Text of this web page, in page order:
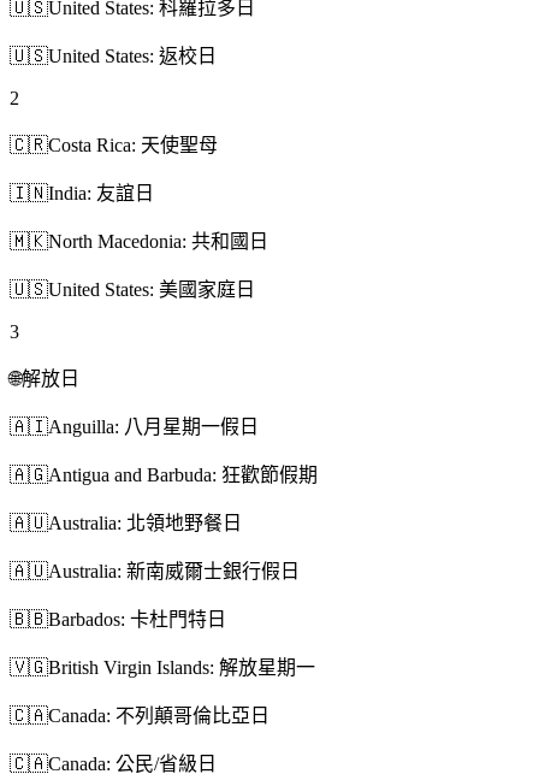
🇺🇸United States: 科羅拉多日
🇺🇸United States: 返校日
2
🇨🇷Costa Rica: 天使聖母
🇮🇳India: 友誼日
🇲🇰North Macedonia: 共和國日
🇺🇸United States: 美國家庭日
3
🌐解放日
🇦🇮Anguilla: 八月星期一假日
🇦🇬Antigua and Barbuda: 狂歡節假期
🇦🇺Australia: 北領地野餐日
🇦🇺Australia: 新南威爾士銀行假日
🇧🇧Barbados: 卡杜門特日
🇻🇬British Virgin Islands: 解放星期一
🇨🇦Canada: 不列顛哥倫比亞日
🇨🇦Canada: 公民/省級日